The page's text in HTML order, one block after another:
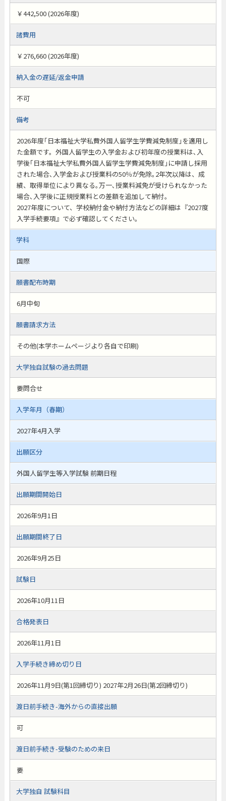
￥442,500 (2026年度)
諸費用
￥276,660 (2026年度)
納入金の遅延/返金申請
不可
備考
2026年度｢日本福祉大学私費外国人留学生学費減免制度｣を適用し
た金額です。外国人留学生の入学金および初年度の授業料は､入
学後｢日本福祉大学私費外国人留学生学費減免制度｣に申請し採用
された場合､入学金および授業料の50％が免除｡2年次以降は、成
績、取得単位により異なる｡万一､授業料減免が受けられなかった
場合､入学後に正規授業料との差額を追加して納付。
2027年度について、学校納付金や納付方法などの詳細は『2027度
入学手続要項』で必ず確認してください｡
学科
国際
願書配布時期
6月中旬
願書請求方法
その他(本学ホームページより各自で印刷)
大学独自試験の過去問題
要問合せ
入学年月（春期）
2027年4月入学
出願区分
外国人留学生等入学試験 前期日程
出願期間開始日
2026年9月1日
出願期間終了日
2026年9月25日
試験日
2026年10月11日
合格発表日
2026年11月1日
入学手続き締め切り日
2026年11月9日(第1回締切り) 2027年2月26日(第2回締切り)
渡日前手続き-海外からの直接出願
可
渡日前手続き-受験のための来日
要
大学独自 試験科目